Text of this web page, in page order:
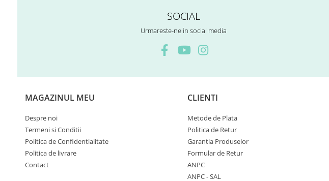
SOCIAL
Urmareste-ne in social media
MAGAZINUL MEU
Despre noi
Termeni si Conditii
Politica de Confidentialitate
Politica de livrare
Contact
CLIENTI
Metode de Plata
Politica de Retur
Garantia Produselor
Formular de Retur
ANPC
ANPC - SAL